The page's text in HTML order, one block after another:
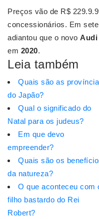
Preços vão de R$
concessionários. Em
adiantou que o novo Audi
em 2020.
Leia também
Quais são as
do Japão?
Qual o significado do
Natal para os judeus?
Em que devo
empreender?
Quais são os
da natureza?
O que aconteceu com
filho bastardo do Rei
Robert?